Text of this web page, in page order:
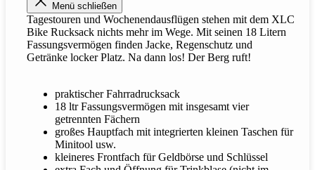
Menü schließen
Tagestouren und Wochenendausflügen stehen mit dem XLC
Bike Rucksack nichts mehr im Wege. Mit seinen 18 Litern
Fassungsvermögen finden Jacke, Regenschutz und
Getränke locker Platz. Na dann los! Der Berg ruft!
praktischer Fahrradrucksack
18 ltr Fassungsvermögen mit insgesamt vier
getrennten Fächern
großes Hauptfach mit integrierten kleinen Taschen für
Minitool usw.
kleineres Frontfach für Geldbörse und Schlüssel